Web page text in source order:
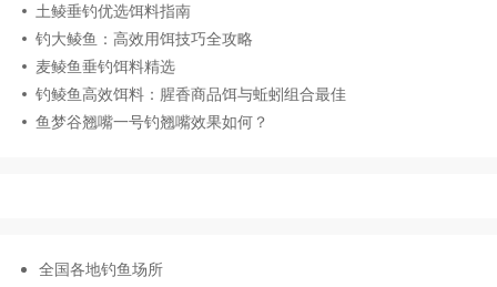
土鲮垂钓优选饵料指南
钓大鲮鱼：高效用饵技巧全攻略
麦鲮鱼垂钓饵料精选
钓鲮鱼高效饵料：腥香商品饵与蚯蚓组合最佳
鱼梦谷翘嘴一号钓翘嘴效果如何？
全国各地钓鱼场所